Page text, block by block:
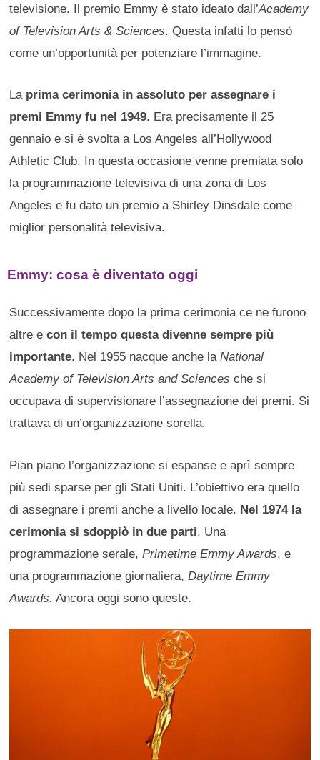
televisione. Il premio Emmy è stato ideato dall’Academy
of Television Arts & Sciences. Questa infatti lo pensò
come un’opportunità per potenziare l’immagine.
La prima cerimonia in assoluto per assegnare i
premi Emmy fu nel 1949. Era precisamente il 25
gennaio e si è svolta a Los Angeles all’Hollywood
Athletic Club. In questa occasione venne premiata solo
la programmazione televisiva di una zona di Los
Angeles e fu dato un premio a Shirley Dinsdale come
miglior personalità televisiva.
Emmy: cosa è diventato oggi
Successivamente dopo la prima cerimonia ce ne furono
altre econ il tempo questa divenne sempre più
importante. Nel 1955 nacque anche laNational
Academy of Television Arts and Sciences che si
occupava di supervisionare l’assegnazione dei premi. Si
trattava di un’organizzazione sorella.
Pian piano l’organizzazione si espanse e aprì sempre
più sedi sparse per gli Stati Uniti. L’obiettivo era quello
di assegnare i premi anche a livello locale. Nel 1974 la
cerimonia si sdoppiò in due parti. Una
programmazione serale,Primetime Emmy Awards, e
una programmazione giornaliera,Daytime Emmy
Awards. Ancora oggi sono queste.